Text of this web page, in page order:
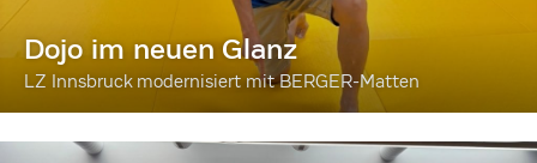
Dojo im neuen Glanz
LZ Innsbruck modernisiert mit BERGER-Matten